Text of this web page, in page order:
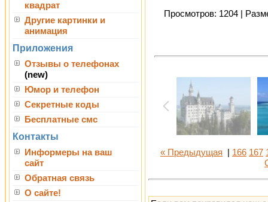
квадрат
Другие картинки и
анимация
Приложения
Отзывы о телефонах
(new)
Юмор и телефон
Секретные коды
Бесплатные смс
Контакты
Информеры на ваш
сайт
Обратная связь
О сайте!
Просмотров: 1204 |
« Предыдущая 166 167